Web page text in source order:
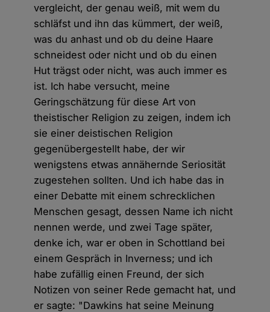
vergleicht, der genau weiß, mit wem du
schläfst und ihn das kümmert, der weiß,
was du anhast und ob du deine Haare
schneidest oder nicht und ob du einen
Hut trägst oder nicht, was auch immer es
ist. Ich habe versucht, meine
Geringschätzung für diese Art von
theistischer Religion zu zeigen, indem ich
sie einer deistischen Religion
gegenübergestellt habe, der wir
wenigstens etwas annähernde Seriosität
zugestehen sollten. Und ich habe das in
einer Debatte mit einem schrecklichen
Menschen gesagt, dessen Name ich nicht
nennen werde, und zwei Tage später,
denke ich, war er oben in Schottland bei
einem Gespräch in Inverness; und ich
habe zufällig einen Freund, der sich
Notizen von seiner Rede gemacht hat, und
er sagte: "Dawkins hat seine Meinung